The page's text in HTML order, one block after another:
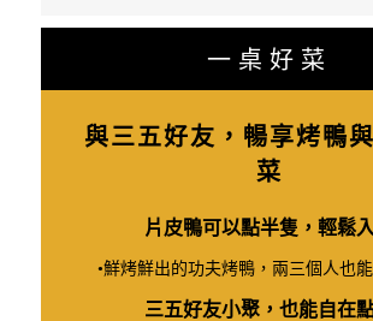
一桌好菜
與三五好友，暢享烤鴨
菜
片皮鴨可以點半隻，輕鬆
•鮮烤鮮出的功夫烤鴨，兩三個人也能
三五好友小聚，也能自在